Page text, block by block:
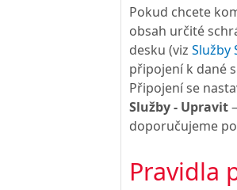
Pokud chcete
obsah určité
desku (viz Služby
připojení k dané
Připojení se
Služby - Upravit
doporučujeme
Pravidla